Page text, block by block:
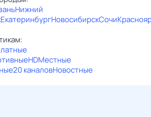
Нижний
ЕкатеринбургНовосибирскСочи
HDМестные
20 каналовНовостные